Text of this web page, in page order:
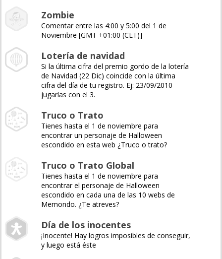
Zombie
Comentar entre las 4:00 y 5:00 del 1 de
Noviembre [GMT +01:00 (CET)]
Lotería de navidad
Si la última cifra del premio gordo de la lotería
de Navidad (22 Dic) coincide con la última
cifra del día de tu registro. Ej: 23/09/2010
jugarías con el 3.
Truco o Trato
Tienes hasta el 1 de noviembre para
encontrar un personaje de Halloween
escondido en esta web ¿Truco o trato?
Truco o Trato Global
Tienes hasta el 1 de noviembre para
encontrar el personaje de Halloween
escondido en cada una de las 10 webs de
Memondo. ¿Te atreves?
Día de los inocentes
¡Inocente! Hay logros imposibles de conseguir,
y luego está éste